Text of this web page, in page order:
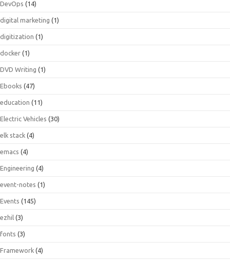
DevOps (14)
digital marketing (1)
digitization (1)
docker (1)
DVD Writing (1)
Ebooks (47)
education (11)
Electric Vehicles (30)
elk stack (4)
emacs (4)
Engineering (4)
event-notes (1)
Events (145)
ezhil (3)
fonts (3)
Framework (4)